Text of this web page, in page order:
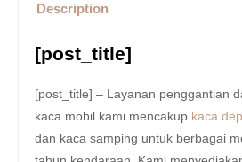
Description
[post_title]
[post_title] – Layanan penggantian
kaca mobil kami mencakup kaca
dan kaca samping untuk berbagai